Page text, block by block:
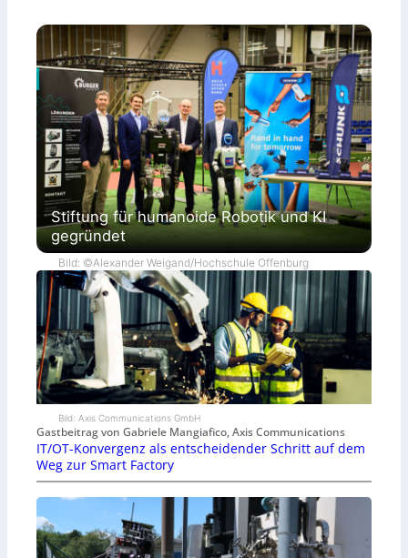
Stiftung für humanoide Robotik und KI
gegründet
Bild: ©Alexander Weigand/Hochschule Offenburg
Bild: Axis Communications GmbH
Gastbeitrag von Gabriele Mangiafico, Axis Communications
IT/OT-Konvergenz als entscheidender Schritt auf dem
Weg zur Smart Factory